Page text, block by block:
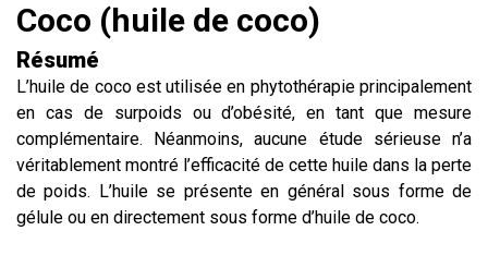
Coco (huile de coco)
Résumé
L’huile de coco est utilisée en phytothérapie principalement
en cas de surpoids ou d’obésité, en tant que mesure
complémentaire. Néanmoins, aucune étude sérieuse n’a
véritablement montré l’efficacité de cette huile dans la perte
de poids. L’huile se présente en général sous forme de
gélule ou en directement sous forme d’huile de coco.